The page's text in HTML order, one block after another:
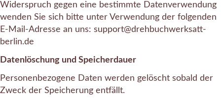
Widerspruch gegen eine bestimmte Datenverwendung
wenden Sie sich bitte unter Verwendung der folgenden
E-Mail-Adresse an uns: support@drehbuchwerksatt-
berlin.de
Datenlöschung und Speicherdauer
Personenbezogene Daten werden gelöscht sobald der
Zweck der Speicherung entfällt.